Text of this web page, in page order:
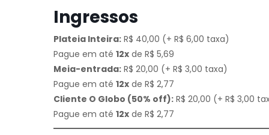
Ingressos
Plateia Inteira: R$ 40,00 (+ R$ 6,00 taxa)
Pague em até 12x de R$ 5,69
Meia-entrada: R$ 20,00 (+ R$ 3,00 taxa)
Pague em até 12x de R$ 2,77
Cliente O Globo (50% off): R$ 20,00 (+ R$ 3,00
Pague em até 12x de R$ 2,77